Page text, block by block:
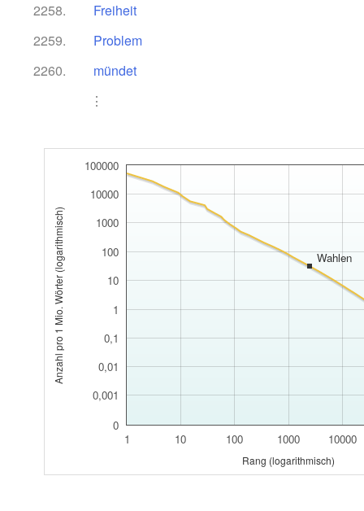
2258.
Freiheit
2259.
Problem
2260.
mündet
⋮
1 10 100 1000 10000
0
1
10
100
1000
10000
100000
0,001
0,01
0,1
Wahlen
Rang (logarithmisch)
Anzahl pro 1 Mio. Wörter (logarithmisch)